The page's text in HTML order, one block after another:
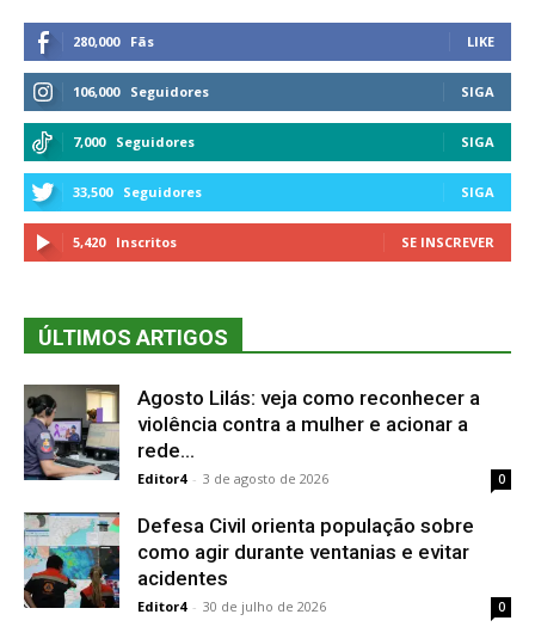
280,000 Fãs LIKE
106,000 Seguidores SIGA
7,000 Seguidores SIGA
33,500 Seguidores SIGA
5,420 Inscritos SE INSCREVER
ÚLTIMOS ARTIGOS
Agosto Lilás: veja como reconhecer a
violência contra a mulher e acionar a
rede...
Editor4 - 3 de agosto de 2026 0
Defesa Civil orienta população sobre
como agir durante ventanias e evitar
acidentes
Editor4 - 30 de julho de 2026 0